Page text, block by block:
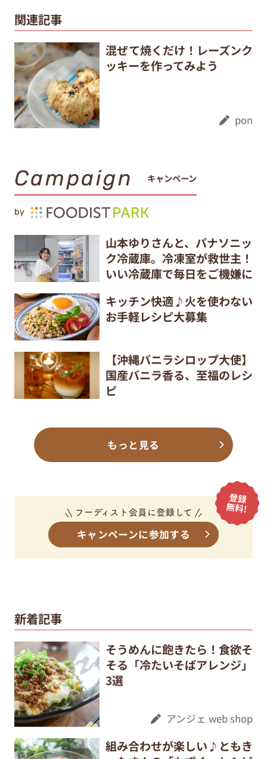
関連記事
混ぜて焼くだけ！レーズンク
ッキーを作ってみよう
pon
Campaign キャンペーン
by
山本ゆりさんと、パナソニッ
ク冷蔵庫。冷凍室が救世主！
いい冷蔵庫で毎日をご機嫌に
キッチン快適♪火を使わない
お手軽レシピ大募集
【沖縄バニラシロップ大使】
国産バニラ香る、至福のレシ
ピ
もっと見る
キャンペーンに参加する
新着記事
そうめんに飽きたら！食欲そ
そる「冷たいそばアレンジ」
3選
アンジェ web shop
組み合わせが楽しい♪ともき